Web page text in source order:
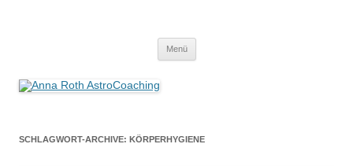
Menü
SCHLAGWORT-ARCHIVE: KÖRPERHYGIENE